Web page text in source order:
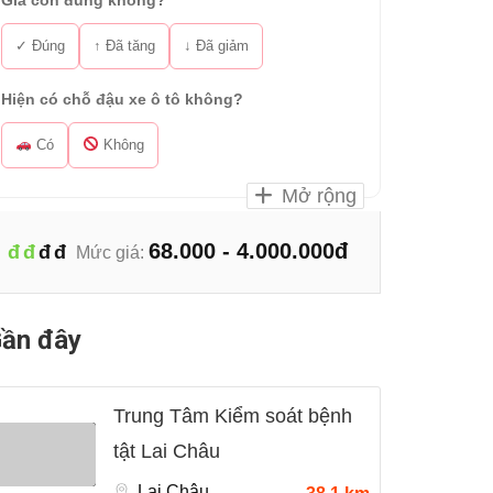
✓ Đúng ↑ Đã tăng ↓ Đã giảm
Hiện có chỗ đậu xe ô tô không?
Có Không
Mở rộng
đđđđ Mức giá: 68.000 - 4.000.000đ
đây
Trung Tâm Kiểm soát bệnh
tật Lai Châu